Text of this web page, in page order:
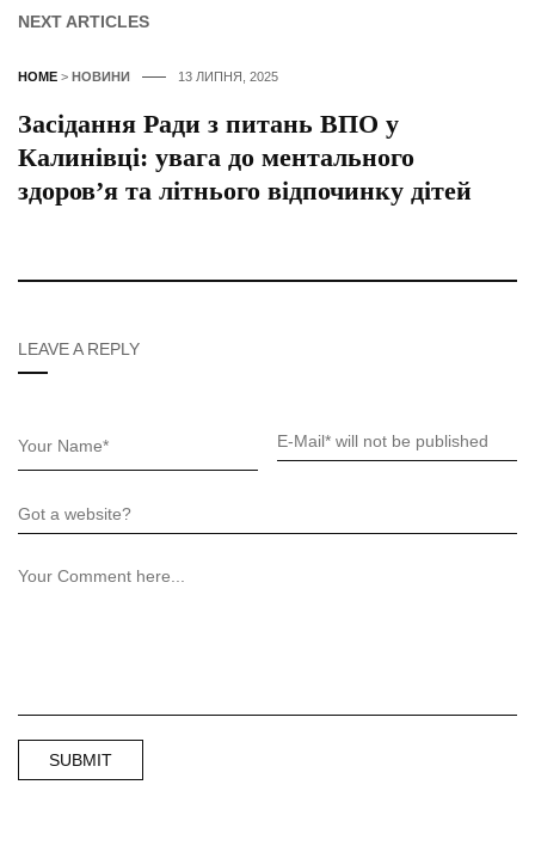
NEXT ARTICLES
HOME > НОВИНИ 13 ЛИПНЯ, 2025
Засідання Ради з питань ВПО у
Калинівці: увага до ментального
здоров’я та літнього відпочинку дітей
LEAVE A REPLY